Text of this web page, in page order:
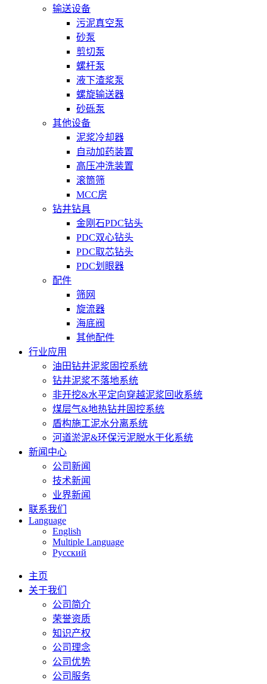
输送设备
污泥真空泵
砂泵
剪切泵
螺杆泵
液下渣浆泵
螺旋输送器
砂砾泵
其他设备
泥浆冷却器
自动加药装置
高压冲洗装置
滚筒筛
MCC房
钻井钻具
金刚石PDC钻头
PDC双心钻头
PDC取芯钻头
PDC划眼器
配件
筛网
旋流器
海底阀
其他配件
行业应用
油田钻井泥浆固控系统
钻井泥浆不落地系统
非开挖&水平定向穿越泥浆回收系统
煤层气&地热钻井固控系统
盾构施工泥水分离系统
河道淤泥&环保污泥脱水干化系统
新闻中心
公司新闻
技术新闻
业界新闻
联系我们
Language
English
Multiple Language
Русский
主页
关于我们
公司简介
荣誉资质
知识产权
公司理念
公司优势
公司服务